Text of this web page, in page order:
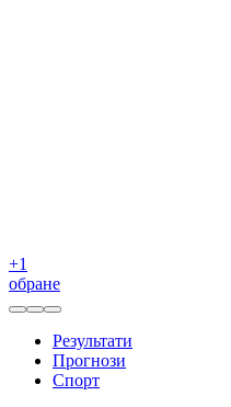
+1
обране
Результати
Прогнози
Спорт